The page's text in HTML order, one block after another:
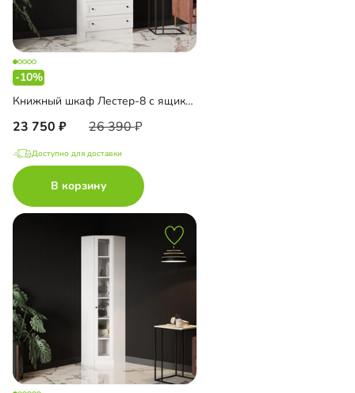
-10%
Книжный шкаф Лестер-8 с ящиками
23 750 26 390
Доступно для доставки
В корзину